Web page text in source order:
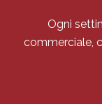
Ogni
commerciale,